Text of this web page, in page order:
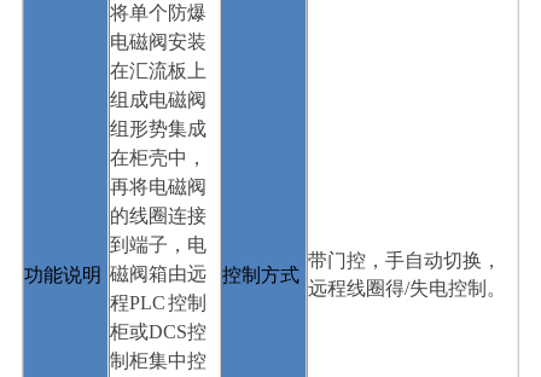
功能说明
将单个防爆
电磁阀安装
在汇流板上
组成电磁阀
组形势集成
在柜壳中，
再将电磁阀
的线圈连接
到端子，电
磁阀箱由远
程PLC控制
柜或DCS控
制柜集中控
控制方式
带门控，手自动切换，
远程线圈得/失电控制。